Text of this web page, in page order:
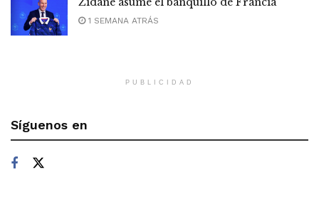
1 SEMANA ATRÁS
PUBLICIDAD
Síguenos en